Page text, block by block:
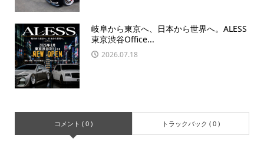
岐阜から東京へ、日本から世界へ。ALESS
東京渋谷Office...
2026.07.18
コメント ( 0 ) トラックバック ( 0 )